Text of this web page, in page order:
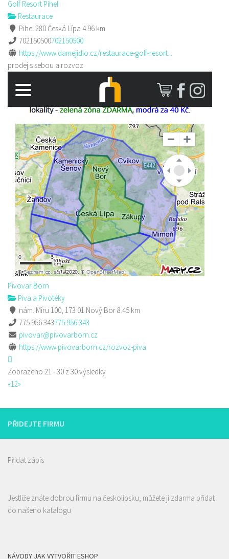
Golf Resort Pihel
Restaurace
Pihel 280 Česká Lípa 4.96 km
702150500702150500
https://www.damejidlo.cz/restaurace-golf-resort...
prodej s sebou a rozvoz
Pivovar Born
Piva a Pivotéky
nám. Míru 100, 173 01 Nový Bor8.45 km
775 956 343775 956 343
pivovar@pivovarborn.cz
https://www.pivovarborn.cz/rozvoz-piva
Zobrazeno 21 - 30 z 30 výsledky
«12»
PŘIDEJTE FIRMU
Přidat zápis
Jestliže znáte dobrou firmu na českolipsku, můžete ji zdarma přidat
do našeno katalogu
NÁVODY JAK VYTVOŘIT ESHOP